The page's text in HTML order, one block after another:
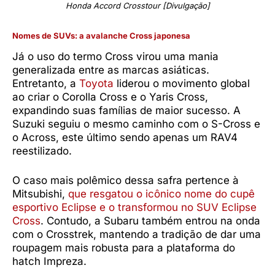
Honda Accord Crosstour [Divulgação]
Nomes de SUVs: a avalanche Cross japonesa
Já o uso do termo Cross virou uma mania
generalizada entre as marcas asiáticas.
Entretanto, a Toyota liderou o movimento global
ao criar o Corolla Cross e o Yaris Cross,
expandindo suas famílias de maior sucesso. A
Suzuki seguiu o mesmo caminho com o S-Cross e
o Across, este último sendo apenas um RAV4
reestilizado.
O caso mais polêmico dessa safra pertence à
Mitsubishi, que resgatou o icônico nome do cupê
esportivo Eclipse e o transformou no SUV Eclipse
Cross. Contudo, a Subaru também entrou na onda
com o Crosstrek, mantendo a tradição de dar uma
roupagem mais robusta para a plataforma do
hatch Impreza.